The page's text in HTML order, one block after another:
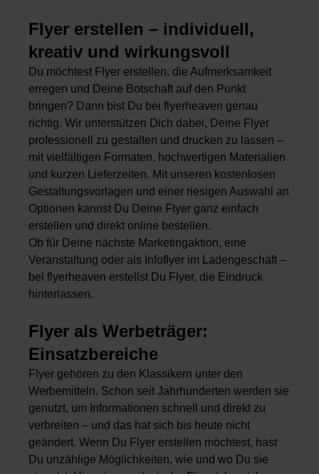
Flyer erstellen – individuell,
kreativ und wirkungsvoll
Du möchtest Flyer erstellen, die Aufmerksamkeit
erregen und Deine Botschaft auf den Punkt
bringen? Dann bist Du bei flyerheaven genau
richtig. Wir unterstützen Dich dabei, Deine Flyer
professionell zu gestalten und drucken zu lassen –
mit vielfältigen Formaten, hochwertigen Materialien
und kurzen Lieferzeiten. Mit unseren kostenlosen
Gestaltungsvorlagen und einer riesigen Auswahl an
Optionen kannst Du Deine Flyer ganz einfach
erstellen und direkt online bestellen.
Ob für Deine nächste Marketingaktion, eine
Veranstaltung oder als Infoflyer im Ladengeschäft –
bei flyerheaven erstellst Du Flyer, die Eindruck
hinterlassen.
Flyer als Werbeträger:
Einsatzbereiche
Flyer gehören zu den Klassikern unter den
Werbemitteln. Schon seit Jahrhunderten werden sie
genutzt, um Informationen schnell und direkt zu
verbreiten – und das hat sich bis heute nicht
geändert. Wenn Du Flyer erstellen möchtest, hast
Du unzählige Möglichkeiten, wie und wo Du sie